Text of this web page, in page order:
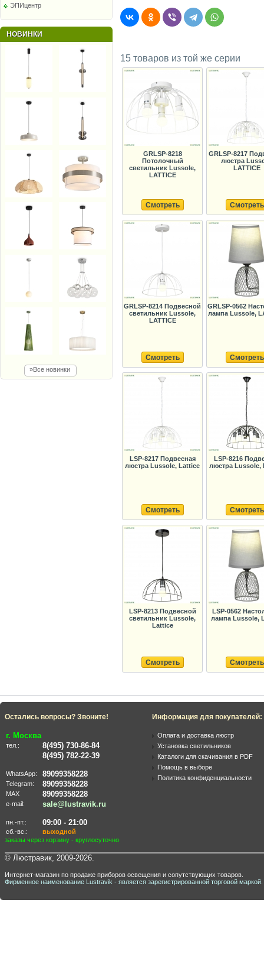
ЭПИцентр
НОВИНКИ
»Все новинки
15 товаров из той же серии
GRLSP-8218
Потолочный
светильник Lussole,
LATTICE
Смотреть
GRLSP-8217
люстра
LATTICE
Смотреть
GRLSP-8214 Подвесной
светильник Lussole,
LATTICE
Смотреть
GRLSP-0562
лампа Lussole,
Смотреть
LSP-8217 Подвесная
люстра Lussole, Lattice
Смотреть
LSP-8216
люстра Lussole,
Смотреть
LSP-8213 Подвесной
светильник Lussole,
Lattice
Смотреть
LSP-0562
лампа Lussole,
Смотреть
Остались вопросы? Звоните!
г. Москва
тел.:
8(495) 730-86-84
8(495) 782-22-39
WhatsApp: 89099358228
Telegram: 89099358228
MAX 89099358228
e-mail: sale@lustravik.ru
пн.-пт.: 09:00 - 21:00
сб.-вс.:
выходной
заказы через корзину - круглосуточно
Информация для покупателей:
Оплата и доставка люстр
Установка светильников
Каталоги для скачивания в PDF
Помощь в выборе
Политика конфиденциальности
© Люстравик, 2009-2026.
Интернет-магазин по продаже приборов освещения и сопутствующих товаров.
Фирменное наименование Lustravik - является зарегистрированной торговой